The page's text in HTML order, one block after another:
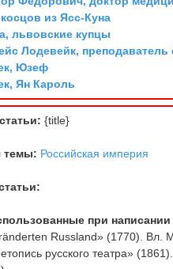
из Ясс-Куна
львовские купцы
Лодевейк, преподаватель
Юзеф
Ян Кароль
{title}
темы: Российская империя
при написании
Russland» (1770). Вл.
русского театра»